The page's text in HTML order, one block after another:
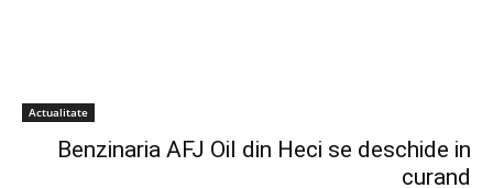
Actualitate
Benzinaria AFJ Oil din Heci se deschide in
curand